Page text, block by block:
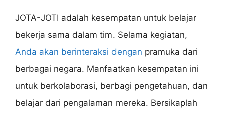
JOTA-JOTI adalah kesempatan untuk belajar
bekerja sama dalam tim. Selama kegiatan,
Anda akan berinteraksi dengan pramuka dari
berbagai negara. Manfaatkan kesempatan ini
untuk berkolaborasi, berbagi pengetahuan, dan
belajar dari pengalaman mereka. Bersikaplah